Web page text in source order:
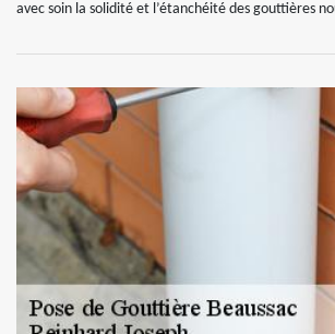
avec soin la solidité et l’étanchéité des gouttières